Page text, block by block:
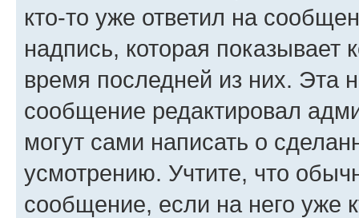
кто-то уже ответил на
надпись, которая показывает
время последней из них. Эта
сообщение редактировал
могут сами написать о
усмотрению. Учтите, что
сообщение, если на него уже